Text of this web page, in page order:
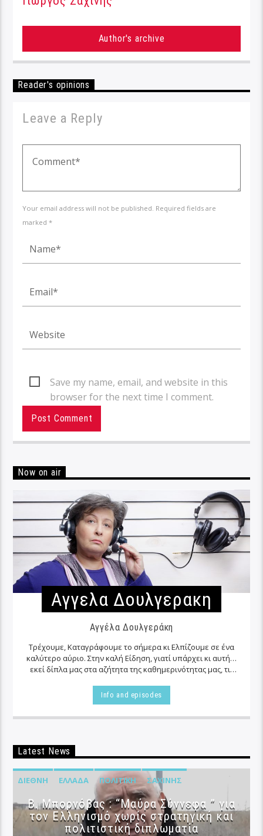
Author's archive
Reader's opinions
Leave a Reply
Your email address will not be published. Required fields are
marked *
Save my name, email, and website in this
browser for the next time I comment.
Now on air
Αγγελα Δουλγερακη
Αγγέλα Δουλγεράκη
Τρέχουμε, Καταγράφουμε το σήμερα κι Ελπίζουμε σε ένα
καλύτερο αύριο. Στην καλή Είδηση, γιατί υπάρχει κι αυτή…
εκεί δίπλα μας στα αζήτητα της καθημερινότητας μας, τις
Info and episodes
Latest News
ΔΙΕΘΝΉ ΕΛΛΆΔΑ ΠΟΛΙΤΙΚΉ ΣΑΧΊΝΗΣ
B. Μπορνόβας : “Μαύρα Σύννεφα ” για
τον Ελληνισμό χωρίς στρατηγική και
πολιτιστική διπλωματία